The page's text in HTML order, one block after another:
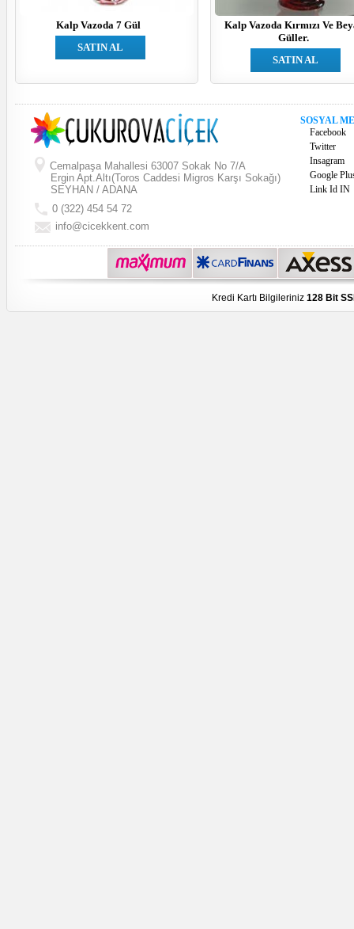
Kalp Vazoda 7 Gül
SATIN AL
Kalp Vazoda Kırmızı Ve
Güller.
SATIN AL
Cemalpaşa Mahallesi 63007 Sokak No 7/A
Ergin Apt.Altı(Toros Caddesi Migros Karşı Sokağı)
SEYHAN / ADANA
0 (322) 454 54 72
info@cicekkent.com
SOSYAL
Facebook
Twitter
Insagram
Google
Link Id IN
Kredi Kartı Bilgileriniz 128 Bit